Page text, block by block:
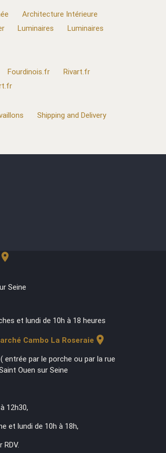
Architecture Intérieure
Luminaires
Luminaires
Fourdinois.fr
Rivart.fr
Shipping and Delivery
location_on
Seine
et lundi de 10h à 18 heures
Cambo La Roseraie location_on
entrée par le porche ou par la rue
Ouen sur Seine
12h30,
et lundi de 10h à 18h,